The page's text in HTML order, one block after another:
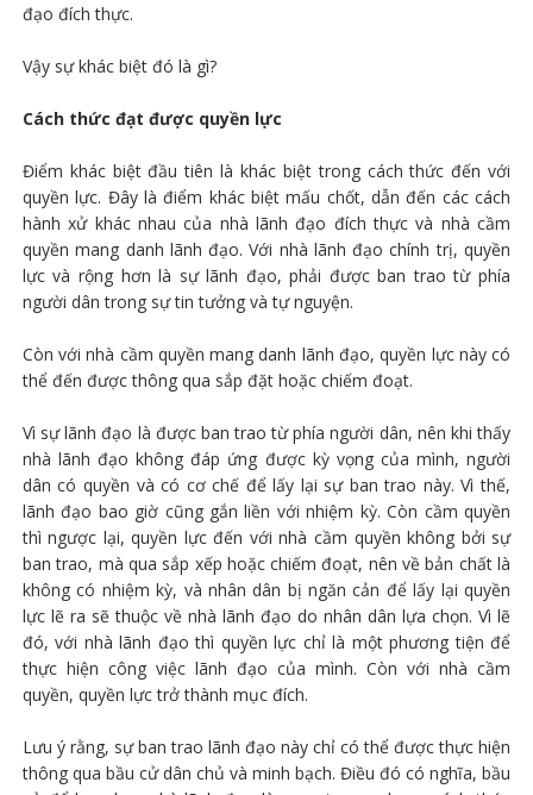
đạo đích thực.
Vậy sự khác biệt đó là gì?
Cách thức đạt được quyền lực
Điểm khác biệt đầu tiên là khác biệt trong cách thức đến với
quyền lực. Đây là điểm khác biệt mấu chốt, dẫn đến các cách
hành xử khác nhau của nhà lãnh đạo đích thực và nhà cầm
quyền mang danh lãnh đạo. Với nhà lãnh đạo chính trị, quyền
lực và rộng hơn là sự lãnh đạo, phải được ban trao từ phía
người dân trong sự tin tưởng và tự nguyện.
Còn với nhà cầm quyền mang danh lãnh đạo, quyền lực này có
thể đến được thông qua sắp đặt hoặc chiếm đoạt.
Vì sự lãnh đạo là được ban trao từ phía người dân, nên khi thấy
nhà lãnh đạo không đáp ứng được kỳ vọng của mình, người
dân có quyền và có cơ chế để lấy lại sự ban trao này. Vì thế,
lãnh đạo bao giờ cũng gắn liền với nhiệm kỳ. Còn cầm quyền
thì ngược lại, quyền lực đến với nhà cầm quyền không bởi sự
ban trao, mà qua sắp xếp hoặc chiếm đoạt, nên về bản chất là
không có nhiệm kỳ, và nhân dân bị ngăn cản để lấy lại quyền
lực lẽ ra sẽ thuộc về nhà lãnh đạo do nhân dân lựa chọn. Vì lẽ
đó, với nhà lãnh đạo thì quyền lực chỉ là một phương tiện để
thực hiện công việc lãnh đạo của mình. Còn với nhà cầm
quyền, quyền lực trở thành mục đích.
Lưu ý rằng, sự ban trao lãnh đạo này chỉ có thể được thực hiện
thông qua bầu cử dân chủ và minh bạch. Điều đó có nghĩa, bầu